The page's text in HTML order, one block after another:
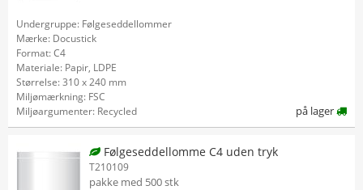
Undergruppe: Følgeseddellommer
Mærke: Docustick
Format: C4
Materiale: Papir, LDPE
Størrelse: 310 x 240 mm
Miljømærkning: FSC
Miljøargumenter: Recycled
på lager
Følgeseddellomme C4 uden tryk
T210109
pakke med 500 stk